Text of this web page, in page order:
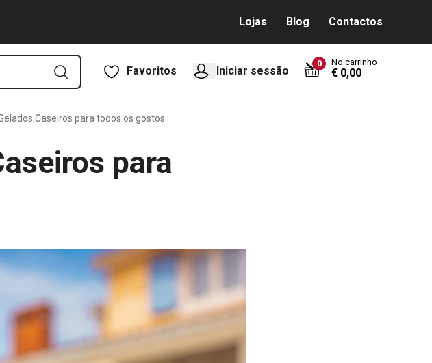
Lojas Blog Contactos
Favoritos Iniciar sessão
0 No carrinho
€ 0,00
Caseiros para todos os gostos
para